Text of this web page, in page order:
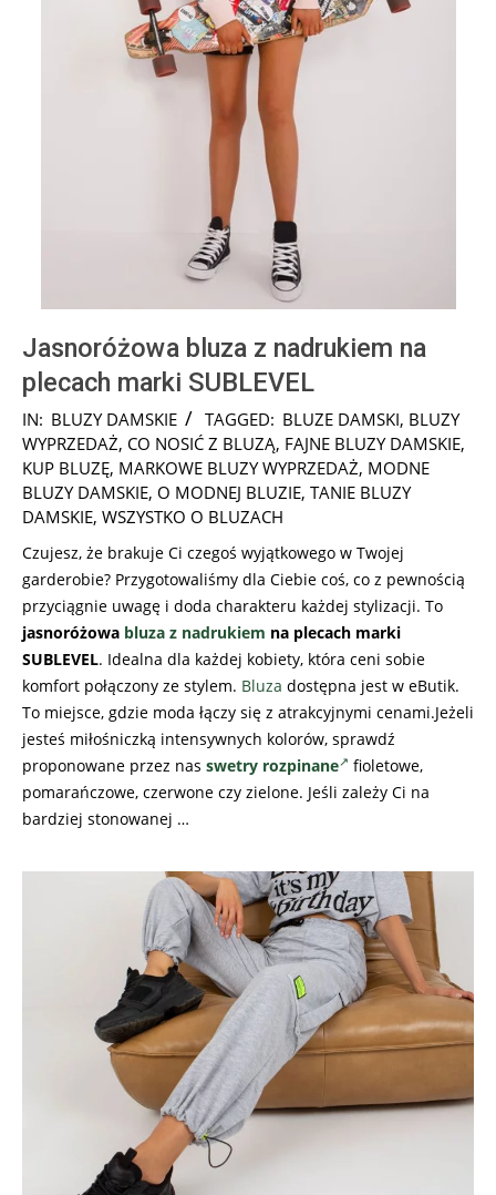
Jasnoróżowa bluza z nadrukiem na
plecach marki SUBLEVEL
2024-
08-
05
IN: BLUZY DAMSKIE TAGGED: BLUZE DAMSKI, BLUZY
WYPRZEDAŻ, CO NOSIĆ Z BLUZĄ, FAJNE BLUZY DAMSKIE,
KUP BLUZĘ, MARKOWE BLUZY WYPRZEDAŻ, MODNE
BLUZY DAMSKIE, O MODNEJ BLUZIE, TANIE BLUZY
DAMSKIE, WSZYSTKO O BLUZACH
Czujesz, że brakuje Ci czegoś wyjątkowego w Twojej
garderobie? Przygotowaliśmy dla Ciebie coś, co z pewnością
przyciągnie uwagę i doda charakteru każdej stylizacji. To
jasnoróżowa bluza z nadrukiem na plecach marki
SUBLEVEL. Idealna dla każdej kobiety, która ceni sobie
komfort połączony ze stylem. Bluza dostępna jest w eButik.
To miejsce, gdzie moda łączy się z atrakcyjnymi cenami.Jeżeli
jesteś miłośniczką intensywnych kolorów, sprawdź
proponowane przez nas swetry rozpinane
fioletowe,
pomarańczowe, czerwone czy zielone. Jeśli zależy Ci na
bardziej stonowanej …